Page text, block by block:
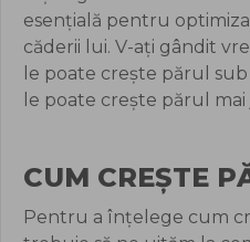
esențială pentru
căderii lui. V-ați gândit
le poate crește părul
le poate crește părul
CUM CREȘTE
Pentru a înțelege cum